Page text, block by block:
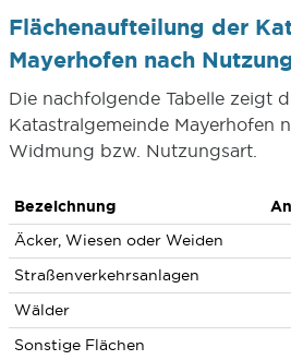
Flächenaufteilung der
Mayerhofen nach
Die nachfolgende Tabelle zeigt
Katastralgemeinde Mayerhofen
Widmung bzw. Nutzungsart.
Bezeichnung
Äcker, Wiesen oder Weiden
Straßenverkehrsanlagen
Wälder
Sonstige Flächen